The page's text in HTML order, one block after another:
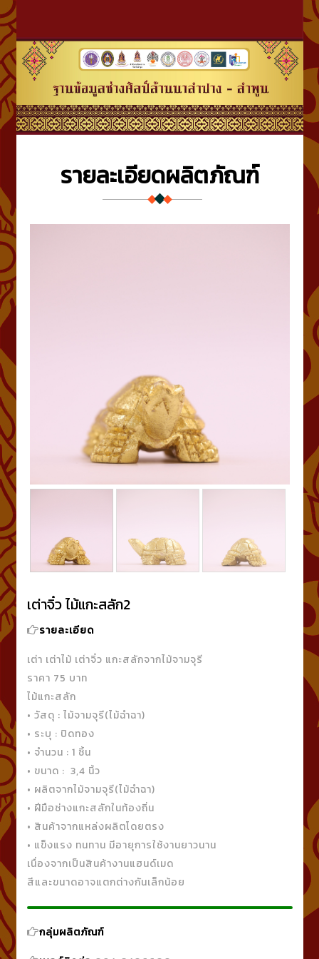
รายละเอียดผลิตภัณฑ์
เต่าจิ๋ว ไม้แกะสลัก2
รายละเอียด
เต่า เต่าไม้ เต่าจิ๋ว แกะสลักจากไม้จามจุรี
ราคา 75 บาท
ไม้แกะสลัก
• วัสดุ : ไม้จามจุรี(ไม้ฉำฉา)
• ระบุ : ปิดทอง
• จำนวน : 1 ชิ้น
• ขนาด : 3,4 นิ้ว
• ผลิตจากไม้จามจุรี(ไม้ฉำฉา)
• ฝีมือช่างแกะสลักในท้องถิ่น
• สินค้าจากแหล่งผลิตโดยตรง
• แข็งแรง ทนทาน มีอายุการใช้งานยาวนาน
เนื่องจากเป็นสินค้างานแฮนด์เมด
สีและขนาดอาจแตกต่างกันเล็กน้อย
กลุ่มผลิตภัณฑ์